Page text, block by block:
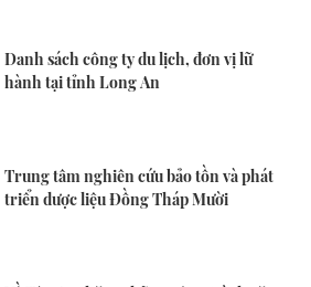
Danh sách công ty du lịch, đơn vị lữ
hành tại tỉnh Long An
Trung tâm nghiên cứu bảo tồn và phát
triển dược liệu Đồng Tháp Mười